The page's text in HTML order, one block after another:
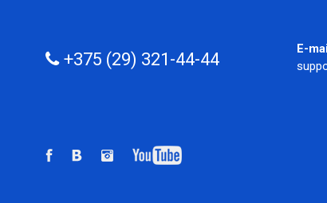
+375 (29) 321-44-44
E-